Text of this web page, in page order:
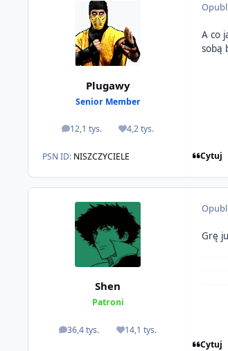
Plugawy
Senior Member
12,1 tys.
odpowiedzi4,2 tys.
Reputacja
PSN ID: NISZCZYCIELE
A co
sobą
Cytuj
Shen
Patroni
36,4 tys.
odpowiedzi14,1 tys.
Reputacja
Grę
Cytuj